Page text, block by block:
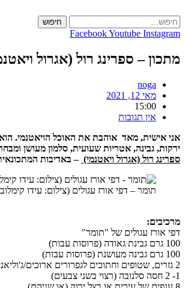
to
content
חיפוש
FacebookYoutube Instagram
מתכון – ספרינג רול (אגרול
noga
מאי 12, 2021
15:00
אין תגובות
אני אישית, מאד אוהבת את האוכל הויאטנמי.
ירקות, גבינה, אטריות שעועית, סלמון מעושן
ספרינג רול (אגרול ויאטנמי) – באדיבות
תומר – דפי אורז עגולים (צילום: עידו
מרכיבים:
דפי אורז עגולים של "תומר"
100 גרם גבינת גאודה (פרוסות עבות)
100 גרם גבינה מעושנת (פרוסות עבות)
2 גזרים, שטופים וחתוכים לגפרורים ארוכים/ג'וליאנים דקים
1- 2 חסה סלנובה (רצוי בשני צבעים)